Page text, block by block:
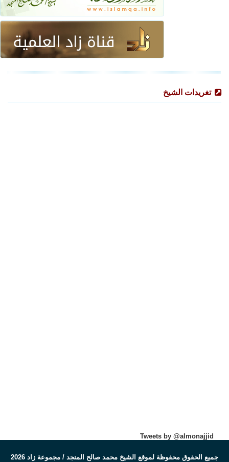
تغريدات الشيخ
Tweets by @almonajjid
جميع الحقوق محفوظة لموقع الشيخ محمد صالح المنجد / مجموعة زاد 2026